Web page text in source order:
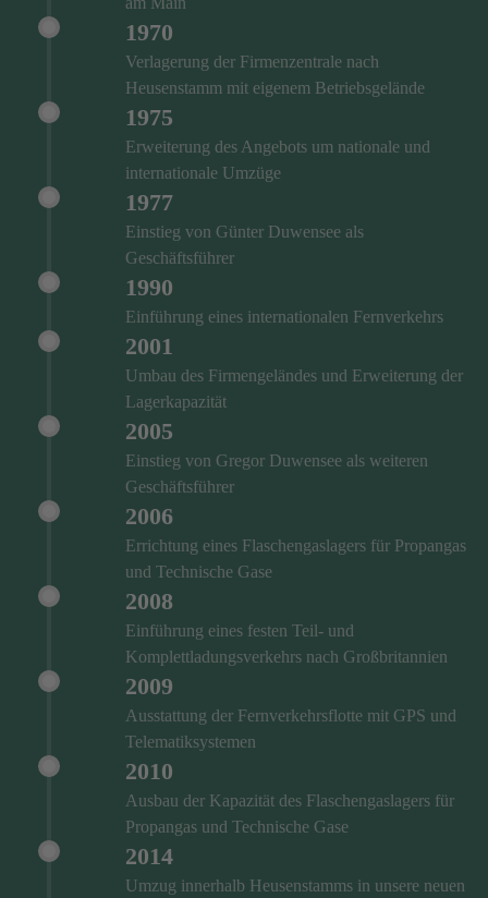
1970
Verlagerung der Firmenzentrale nach
Heusenstamm mit eigenem Betriebsgelände
1975
Erweiterung des Angebots um nationale und
internationale Umzüge
1977
Einstieg von Günter Duwensee als
Geschäftsführer
1990
Einführung eines internationalen Fernverkehrs
2001
Umbau des Firmengeländes und Erweiterung der
Lagerkapazität
2005
Einstieg von Gregor Duwensee als weiteren
Geschäftsführer
2006
Errichtung eines Flaschengaslagers für Propangas
und Technische Gase
2008
Einführung eines festen Teil- und
Komplettladungsverkehrs nach Großbritannien
2009
Ausstattung der Fernverkehrsflotte mit GPS und
Telematiksystemen
2010
Ausbau der Kapazität des Flaschengaslagers für
Propangas und Technische Gase
2014
Umzug innerhalb Heusenstamms in unsere neuen